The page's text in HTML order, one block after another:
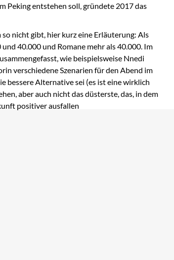
Peking entstehen soll, gründete 2017 das
nicht gibt, hier kurz eine Erläuterung: Als
40.000 und Romane mehr als 40.000. Im
wie beispielsweise Nnedi
verschiedene Szenarien für den Abend im
bessere Alternative sei (es ist eine wirklich
aber auch nicht das düsterste, das, in dem
positiver ausfallen